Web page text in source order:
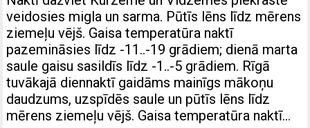
veidosies migla un sarma. Pūtīs lēns līdz mērens
ziemeļu vējš. Gaisa temperatūra naktī
pazemināsies līdz -11..-19 grādiem; dienā marta
saule gaisu sasildīs līdz -1..-5 grādiem. Rīgā
tuvākajā diennaktī gaidāms mainīgs mākoņu
daudzums, uzspīdēs saule un pūtīs lēns līdz
mērens ziemeļu vējš. Gaisa temperatūra naktī…